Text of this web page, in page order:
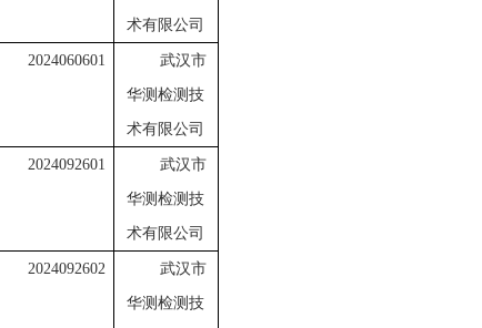
术有限公司
2024060601 武汉市
华测检测技
术有限公司
2024092601 武汉市
华测检测技
术有限公司
2024092602 武汉市
华测检测技